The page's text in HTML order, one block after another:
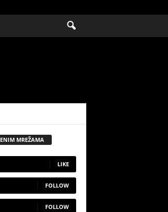
MREŽAMA
LIKE
FOLLOW
FOLLOW